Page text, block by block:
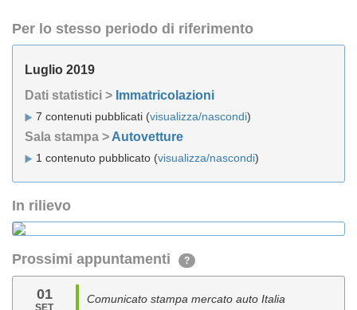
Per lo stesso periodo di riferimento
Luglio 2019
Dati statistici > Immatricolazioni
7 contenuti pubblicati (visualizza/nascondi)
Sala stampa > Autovetture
1 contenuto pubblicato (visualizza/nascondi)
In rilievo
Prossimi appuntamenti ?
01
SET
Comunicato stampa mercato auto Italia